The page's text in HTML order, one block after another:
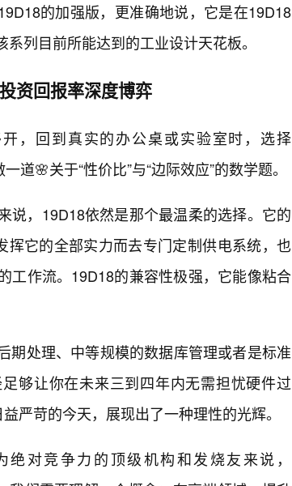
的加强版，更准确地说，它是在19D18
列目前所能达到的工业设计天花板。
资回报率深度博弈
，回到真实的办公桌或实验室时，选择
🌸关于“性价比”与“边际效应”的数学题。
说，19D18依然是那个最温柔的选择。它的
它的全部实力而去专门定制供电系统，也
工作流。19D18的兼容性极强，它能像粘合
期处理、中等规模的数据库管理或者是标准
够让你在未来三到四年内无需担忧硬件过
严苛的今天，展现出了一种理性的光辉。
对竞争力的顶级机构和发烧友来说，